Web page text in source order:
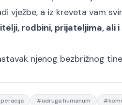
vježbe, a iz kreveta vam
rodbini, prijateljima, ali
njenog bezbrižnog
#udruga humanum #